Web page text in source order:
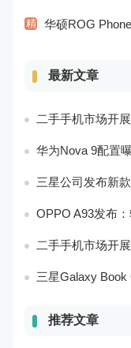
精 华硕ROG Phone
最新文章
二手手机市场开展“
华为Nova 9配置曝
三星公司发布新款Galaxy
OPPO A93发布：轻薄时尚和
二手手机市场开展“专
三星Galaxy Book Go将推
推荐文章